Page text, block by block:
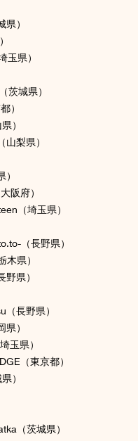
）
玉県）
茨城県）
）
）
梨県）
阪府）
（埼玉県）
（長野県）
県）
県）
長野県）
）
玉県）
（東京都）
）
（茨城県）